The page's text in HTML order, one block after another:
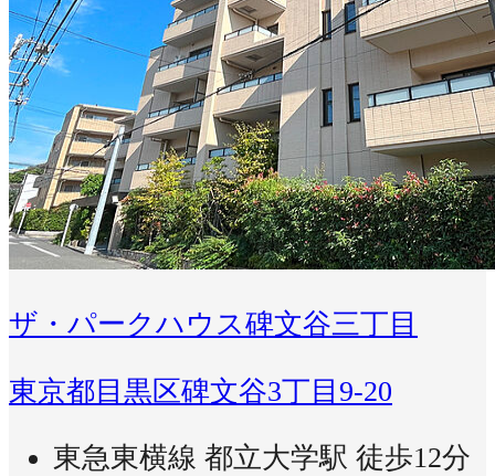
ザ・パークハウス碑文谷三丁目
東京都目黒区碑文谷3丁目9-20
東急東横線 都立大学駅 徒歩12分